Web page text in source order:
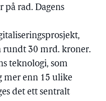
på rad. Dagens
rundt 30 mrd. kroner.
teknologi, som
mer enn 15 ulike
det ett sentralt